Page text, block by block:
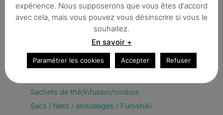
Eponges
Essuie-touts lavables
Lingettes démaquillantes
Sachets de thé/infusion/rooibos
Sacs / filets / emballages / Furoshiki
expérience. Nous supposerons que vous êtes d'accord
avec cela, mais vous pouvez vous désinscrire si vous le
souhaitez.
En savoir +
Paramétrer les cookies Accepter Refuser